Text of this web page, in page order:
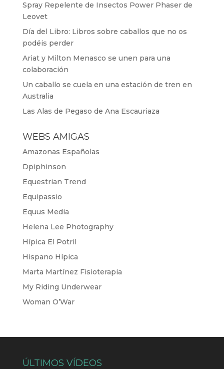
Spray Repelente de Insectos Power Phaser de
Leovet
Día del Libro: Libros sobre caballos que no os
podéis perder
Ariat y Milton Menasco se unen para una
colaboración
Un caballo se cuela en una estación de tren en
Australia
Las Alas de Pegaso de Ana Escauriaza
WEBS AMIGAS
Amazonas Españolas
Dpiphinson
Equestrian Trend
Equipassio
Equus Media
Helena Lee Photography
Hípica El Potril
Hispano Hípica
Marta Martínez Fisioterapia
My Riding Underwear
Woman O’War
ÚLTIMOS VÍDEOS